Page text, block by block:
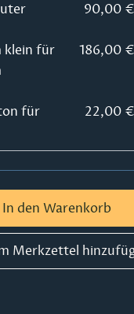
90,00 €
klein für
186,00 €
für
22,00 €
In den Warenkorb
Merkzettel